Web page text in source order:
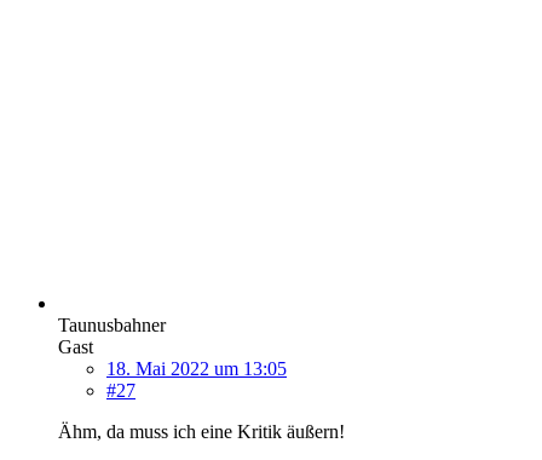
Taunusbahner
Gast
18. Mai 2022 um 13:05
#27
Ähm, da muss ich eine Kritik äußern!